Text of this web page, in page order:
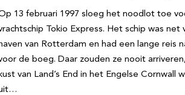
13 februari 1997 sloeg het noodlot toe
Tokio Express. Het schip was net
van Rotterdam en had een lange reis
de boeg. Daar zouden ze nooit
van Land’s End in het Engelse Cornwall